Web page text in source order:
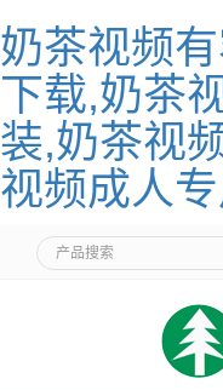
奶茶视频
下载,奶茶
装,奶茶视
视频成人